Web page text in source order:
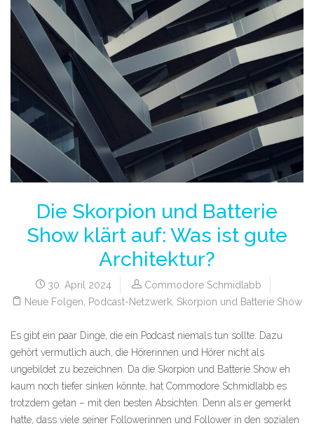
Die Skorpion und Batterie
Show klärt auf: Was ist gute
Architektur?
30. April 2024
Commodore Schmidlabb
Neue Folgen
Podcast-Netzwerk Skorpion und Batterie Show
Es gibt ein paar Dinge, die ein Podcast niemals tun sollte. Dazu
gehört vermutlich auch, die Hörerinnen und Hörer nicht als
ungebildet zu bezeichnen. Da die Skorpion und Batterie Show eh
kaum noch tiefer sinken könnte, hat Commodore Schmidlabb es
trotzdem getan – mit den besten Absichten. Denn als er gemerkt
hatte, dass viele seiner Followerinnen und Follower in den sozialen